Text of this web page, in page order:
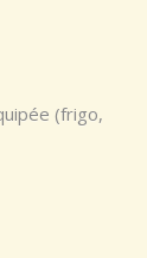
(frigo,